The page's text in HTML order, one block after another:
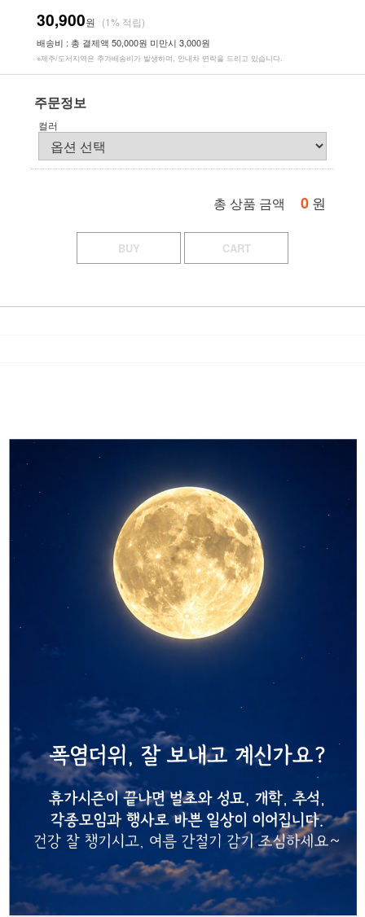
30,900원 (1% 적립)
배송비 : 총 결제액 50,000원 미만시 3,000원
※제주/도서지역은 추가배송비가 발생하며, 안내차 연락을 드리고 있습니다.
주문정보
컬러
총 상품 금액 0 원
BUY CART